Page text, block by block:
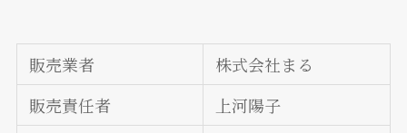
販売業者
株式会社まる
販売責任者
上河陽子